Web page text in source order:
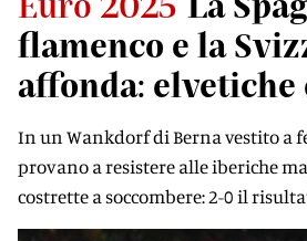
flamenco e la
affonda:
In un Wankdorf di Berna vestito a
provano a resistere alle iberiche
costrette a soccombere: 2-0 il